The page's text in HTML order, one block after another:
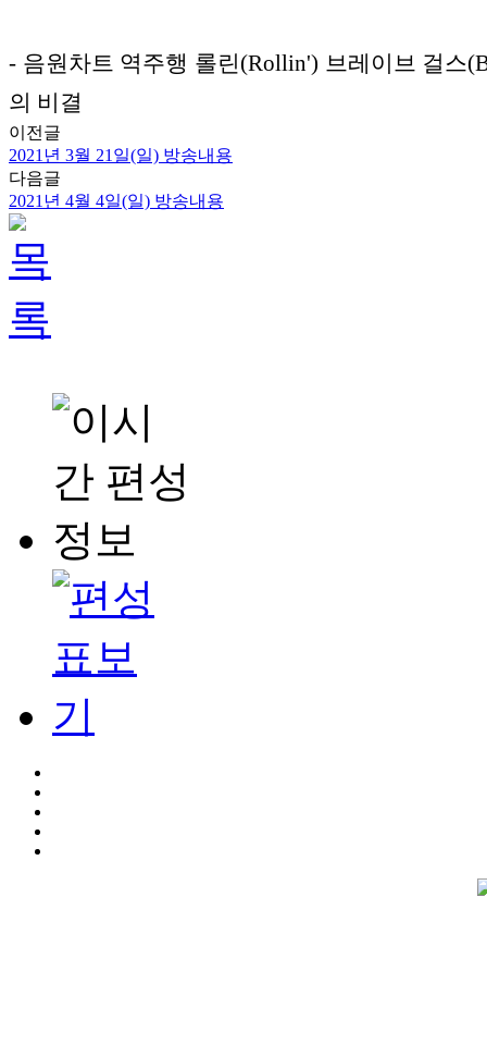
- 음원차트 역주행 롤린(Rollin') 브레이브 걸스
의 비결
이전글
2021년 3월 21일(일) 방송내용
다음글
2021년 4월 4일(일) 방송내용